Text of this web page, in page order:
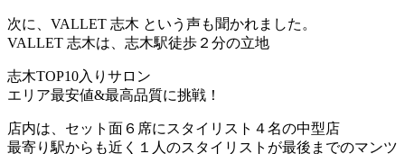
次に、VALLET 志木 という声も聞かれました。
VALLET 志木は、志木駅徒歩２分の立地
志木TOP10入りサロン
エリア最安値&最高品質に挑戦！
店内は、セット面６席にスタイリスト４名の中型店
最寄り駅からも近く１人のスタイリストが最後までのマンツ